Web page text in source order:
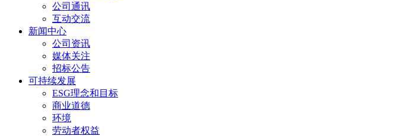
公司通讯
互动交流
新闻中心
公司资讯
媒体关注
招标公告
可持续发展
ESG理念和目标
商业道德
环境
劳动者权益